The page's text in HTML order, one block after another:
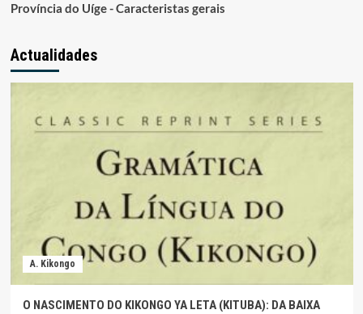
Província do Uíge - Caracteristas gerais
Actualidades
A. Kikongo
O NASCIMENTO DO KIKONGO YA LETA (KITUBA): DA BAIXA